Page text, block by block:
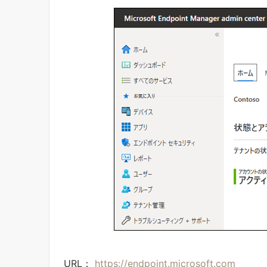
URL： https://endpoint.microsoft.com